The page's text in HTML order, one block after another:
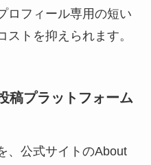
ロフィール専用の短い
トを抑えられます。
稿プラットフォーム
、公式サイトのAbout